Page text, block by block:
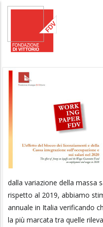
Salta
principale
dalla variazione della massa
rispetto al 2019, abbiamo
annuale in Italia verificando
la più marcata tra quelle